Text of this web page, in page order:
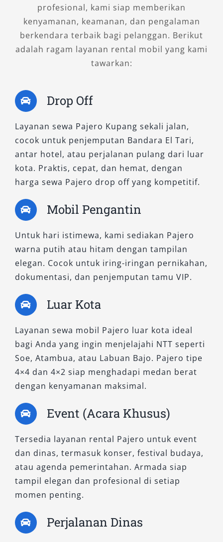
1. Pajero GLX MT 4×4
Bagi Anda yang mengutamakan kendali penuh
dan efisiensi bahan bakar, Pajero GLX MT 4×4
adalah pilihan tepat. Dilengkapi transmisi
dirancang untuk menghadapi jalan berbatu,
tanjakan curam, atau rute tak beraspal.
Jika Anda sedang merencanakan perjalanan
menantang di Nusa Tenggara Timur, mobil
Pajero Kupang tipe ini akan memberi rasa
aman dan percaya diri selama berkendara.
2. Pajero Dakar Ultimate AT 4×4
tertinggi yang kami tawarkan untuk
penyewaan. Transmisi otomatis dengan fitur
Super Select 4WD II menjadikan tipe ini unggul
dalam kenyamanan dan adaptasi terhadap
kondisi jalan berat.
Dengan harga sewa Pajero yang sebanding
dengan kualitas dan kenyamanannya, tipe ini
ideal bagi pengguna yang menginginkan
kemewahan dan ketangguhan sekaligus.
B. Tipe Pajero 4×2
1. Pajero Exceed AT 4×2
Pajero Exceed AT 4×2 merupakan varian yang
paling ekonomis dalam kategori rental Pajero.
Meski tidak memiliki fitur 4WD, tipe ini sangat
cocok untuk keperluan harian dalam kota atau
perjalanan antar kabupaten dengan medan
jalan baik.
Bila Anda membutuhkan sewa mobil Pajero
profesional, kami siap memberikan
kenyamanan, keamanan, dan pengalaman
berkendara terbaik bagi pelanggan. Berikut
adalah ragam layanan rental mobil yang kami
tawarkan:
Drop Off
Layanan sewa Pajero Kupang sekali jalan,
cocok untuk penjemputan Bandara El Tari,
antar hotel, atau perjalanan pulang dari luar
kota. Praktis, cepat, dan hemat, dengan
harga sewa Pajero drop off yang kompetitif.
Mobil Pengantin
Untuk hari istimewa, kami sediakan Pajero
warna putih atau hitam dengan tampilan
elegan. Cocok untuk iring-iringan pernikahan,
dokumentasi, dan penjemputan tamu VIP.
Luar Kota
Layanan sewa mobil Pajero luar kota ideal
bagi Anda yang ingin menjelajahi NTT seperti
Soe, Atambua, atau Labuan Bajo. Pajero tipe
4×4 dan 4×2 siap menghadapi medan berat
dengan kenyamanan maksimal.
Event (Acara Khusus)
Tersedia layanan rental Pajero untuk event
dan dinas, termasuk konser, festival budaya,
atau agenda pemerintahan. Armada siap
tampil elegan dan profesional di setiap
momen penting.
Perjalanan Dinas